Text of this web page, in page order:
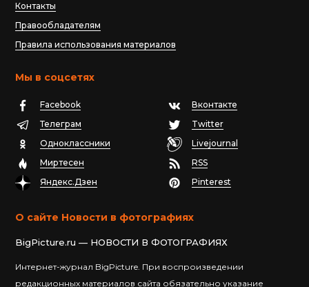
Контакты
Правообладателям
Правила использования материалов
Мы в соцсетях
Facebook
Вконтакте
Телеграм
Twitter
Одноклассники
Livejournal
Миртесен
RSS
Яндекс.Дзен
Pinterest
О сайте Новости в фотографиях
BigPicture.ru — НОВОСТИ В ФОТОГРАФИЯХ
Интернет-журнал BigPicture. При воспроизведении
редакционных материалов сайта обязательно указание